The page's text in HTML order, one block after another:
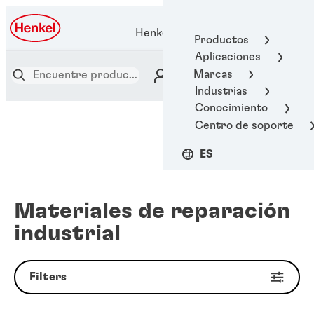
Productos
Aplicaciones
Marcas
Industrias
Conocimiento
Centro de soporte
ES
Henkel Adhesive Technologies
Materiales de reparación
industrial
Filters